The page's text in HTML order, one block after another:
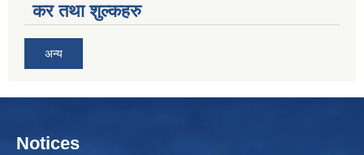
कर तथा शुल्कहरु
अन्य
Notices